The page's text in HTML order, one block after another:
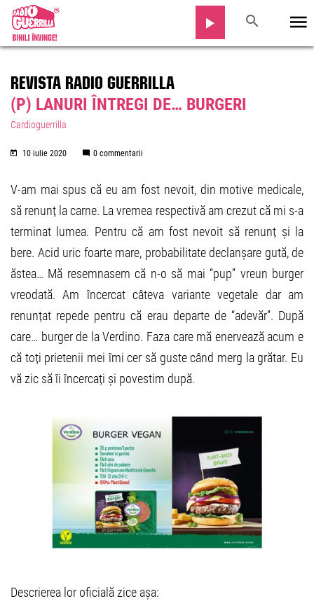
REVISTA RADIO GUERRILLA
(P) LANURI ÎNTREGI DE… BURGERI
Cardioguerrilla
10 iulie 2020 0 commentarii
V-am mai spus că eu am fost nevoit, din motive medicale,
să renunț la carne. La vremea respectivă am crezut că mi s-a
terminat lumea. Pentru că am fost nevoit să renunț și la
bere. Acid uric foarte mare, probabilitate declanșare gută, de
ăstea… Mă resemnasem că n-o să mai “pup” vreun burger
vreodată. Am încercat câteva variante vegetale dar am
renunțat repede pentru că erau departe de “adevăr”. După
care… burger de la Verdino. Faza care mă enervează acum e
că toți prietenii mei îmi cer să guste când merg la grătar. Eu
vă zic să îi încercați și povestim după.
Descrierea lor oficială zice așa: